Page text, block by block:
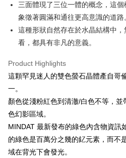
7-11取貨付款
NT$80/order | Free shipping on
賣家宅配幫您送（台灣）
NT$80/order | Free shipping on
郵局幫你送（離島）
NT$80/order | Free shipping on
付款後門市自取
Free shipping
三面體現了三位一體的概念，這個
象徵著圓滿和通往更高意識的道路
這種形狀自然存在於水晶結構中
看，都具有非凡的意義。
Product Highlights
這顆罕見迷人的雙色螢石晶體產自哥
一。
顏色從淺粉紅色到清澈/白色不等，
色幻影區域。
MINDAT 最新發布的綠色內含物資訊
的綠色是百萬分之幾的釔元素，而不
域在背光下會發光。